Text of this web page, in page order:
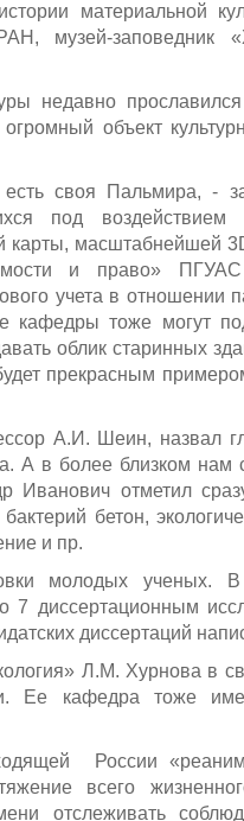
материальной
музей-заповедник
недавно
объект
есть своя Пальмира,
под
карты, масштабнейшей
и право»
учета в отношении
кафедры тоже могут
облик старинных
прекрасным
А.И. Шеин, назвал
А в более близком нам
Иванович отметил
бетон,
и пр.
молодых ученых.
7 диссертационным
диссертаций
Л.М. Хурнова в
Ее кафедра тоже
России
всего
отслеживать